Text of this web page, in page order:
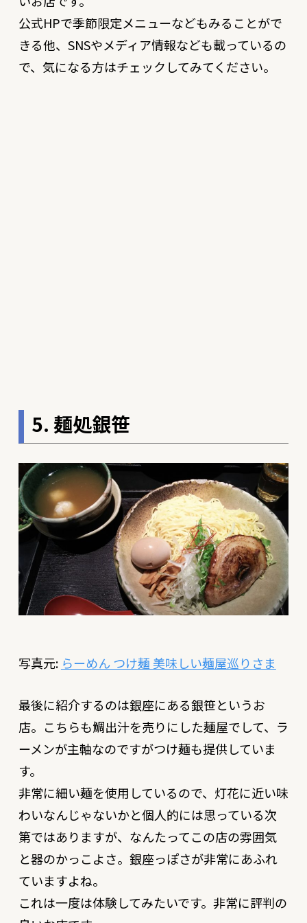
公式HPで季節限定メニューなどもみることがで
きる他、SNSやメディア情報なども載っているの
で、気になる方はチェックしてみてください。
5. 麺処銀笹
写真元: らーめん つけ麺 美味しい麺屋巡りさま
最後に紹介するのは銀座にある銀笹というお
店。こちらも鯛出汁を売りにした麺屋でして、ラ
ーメンが主軸なのですがつけ麺も提供していま
す。
非常に細い麺を使用しているので、灯花に近い味
わいなんじゃないかと個人的には思っている次
第ではありますが、なんたってこの店の雰囲気
と器のかっこよさ。銀座っぽさが非常にあふれ
ていますよね。
これは一度は体験してみたいです。非常に評判の